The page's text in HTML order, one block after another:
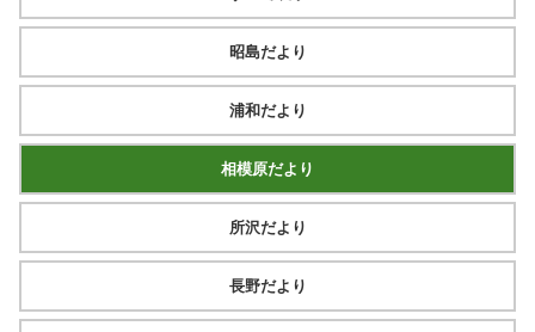
昭島だより
浦和だより
相模原だより
所沢だより
長野だより